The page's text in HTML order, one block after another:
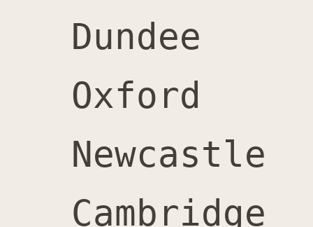
Dundee			3,000		3,400		6,400		53%
Oxford			2,900		3,300		6,200		53%
Newcastle 		2,700		3,100		5,800		52%
Cambridge		2,300		3,000		5,300		57%